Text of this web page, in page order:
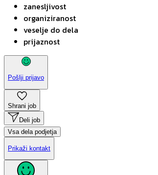
zanesljivost
organiziranost
veselje do dela
prijaznost
Pošlji prijavo
Shrani job
Deli job
Vsa dela podjetja
Prikaži kontakt